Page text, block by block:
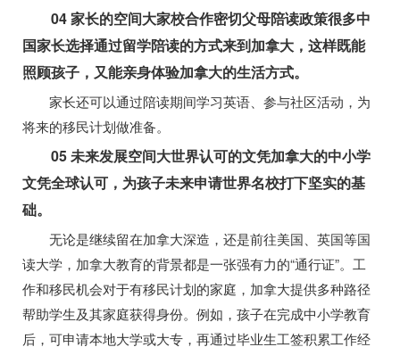
04 家长的空间大家校合作密切父母陪读政策很多中
国家长选择通过留学陪读的方式来到加拿大，这样既能
照顾孩子，又能亲身体验加拿大的生活方式。
家长还可以通过陪读期间学习英语、参与社区活动，为
将来的移民计划做准备。
05 未来发展空间大世界认可的文凭加拿大的中小学
文凭全球认可，为孩子未来申请世界名校打下坚实的基
础。
无论是继续留在加拿大深造，还是前往美国、英国等国
读大学，加拿大教育的背景都是一张强有力的“通行证”。工
作和移民机会对于有移民计划的家庭，加拿大提供多种路径
帮助学生及其家庭获得身份。例如，孩子在完成中小学教育
后，可申请本地大学或大专，再通过毕业生工签积累工作经